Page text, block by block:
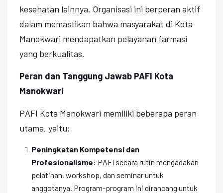
kesehatan lainnya. Organisasi ini berperan aktif
dalam memastikan bahwa masyarakat di Kota
Manokwari mendapatkan pelayanan farmasi
yang berkualitas.
Peran dan Tanggung Jawab PAFI Kota
Manokwari
PAFI Kota Manokwari memiliki beberapa peran
utama, yaitu:
Peningkatan Kompetensi dan
Profesionalisme: PAFI secara rutin mengadakan
pelatihan, workshop, dan seminar untuk
anggotanya. Program-program ini dirancang untuk